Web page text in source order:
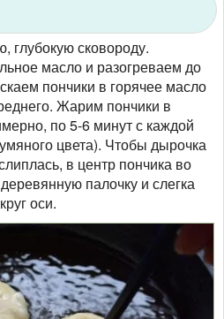
глубокую сковороду.
масло и разогреваем до
пончики в горячее масло
Жарим пончики в
по 5-6 минут с каждой
цвета). Чтобы дырочка
в центр пончика во
палочку и слегка
оси.